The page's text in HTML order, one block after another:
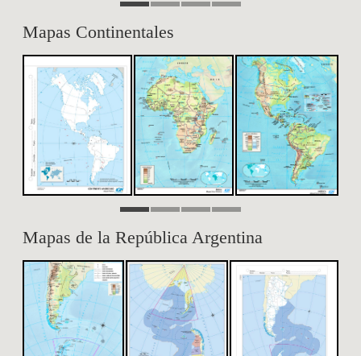
Mapas Continentales
Mapas de la República Argentina